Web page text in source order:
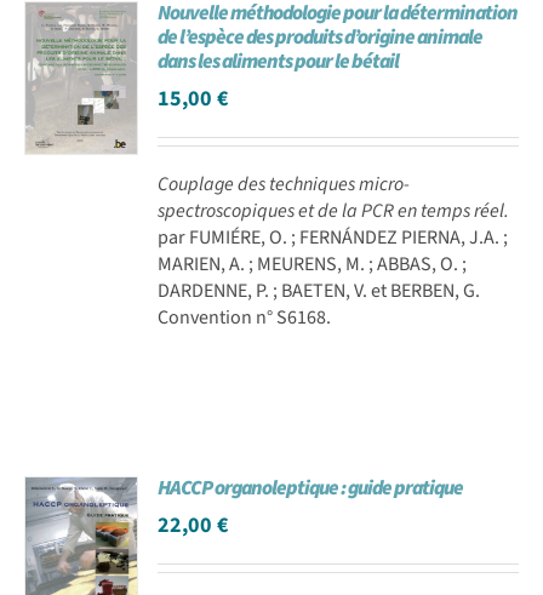
Nouvelle méthodologie pour la détermination
de l’espèce des produits d’origine animale
dans les aliments pour le bétail
15,00€
Couplage des techniques micro-
spectroscopiques et de la PCR en temps réel.
par FUMIÉRE, O. ; FERNÁNDEZ PIERNA, J.A. ;
MARIEN, A. ; MEURENS, M. ; ABBAS, O. ;
DARDENNE, P. ; BAETEN, V. et BERBEN, G.
Convention n° S6168.
HACCP organoleptique : guide pratique
22,00€